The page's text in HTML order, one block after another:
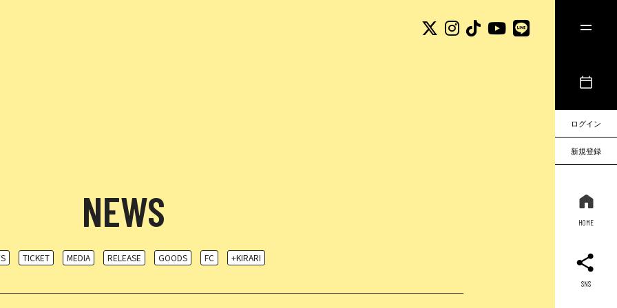
ログイン
新規登録
HOME
SNS
NEWS
TICKET MEDIA RELEASE GOODS FC +KIRARI